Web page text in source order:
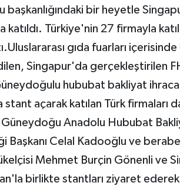
başkanlığındaki bir heyetle
katıldı. Türkiye'nin 27 firmayla
gıda fuarları
Singapur'da gerçekleştirilen
hububat bakliyat
açarak katılan Türk firmaları
Anadolu Hububat
Başkanı Celal Kadooğlu ve
Mehmet Burçin Gönenli ve
birlikte stantları ziyaret